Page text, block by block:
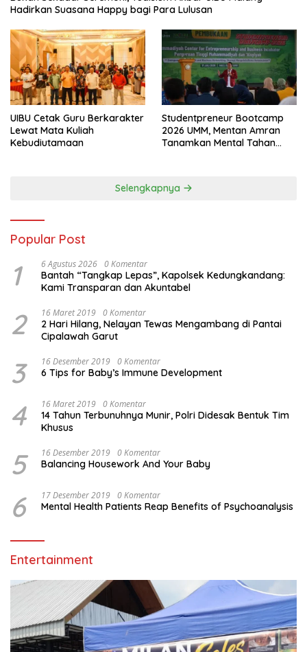
Hadirkan Suasana Happy bagi Para Lulusan
UIBU Cetak Guru Berkarakter
Lewat Mata Kuliah
Kebudiutamaan
Studentpreneur Bootcamp
2026 UMM, Mentan Amran
Tanamkan Mental Tahan
Selengkapnya
Popular Post
1 6 Agustus 2026 0 Komentar
Bantah “Tangkap Lepas”, Kapolsek Kedungkandang:
Kami Transparan dan Akuntabel
2 16 Maret 2019 0 Komentar
2 Hari Hilang, Nelayan Tewas Mengambang di Pantai
Cipalawah Garut
3 16 Desember 2019 0 Komentar
6 Tips for Baby’s Immune Development
4 16 Maret 2019 0 Komentar
14 Tahun Terbunuhnya Munir, Polri Didesak Bentuk Tim
Khusus
5 16 Desember 2019 0 Komentar
Balancing Housework And Your Baby
6 17 Desember 2019 0 Komentar
Mental Health Patients Reap Benefits of Psychoanalysis
Entertainment